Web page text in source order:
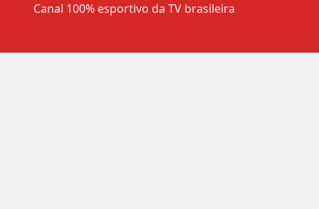
Canal 100% esportivo da TV brasileira